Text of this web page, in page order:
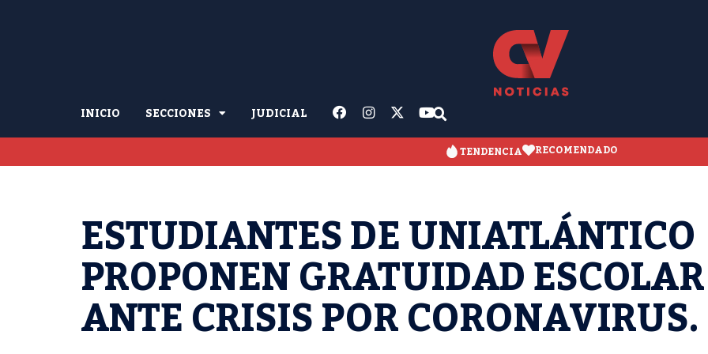
INICIO SECCIONES JUDICIAL
TENDENCIA RECOMENDADO
ESTUDIANTES DE UNIATLÁNTICO
PROPONEN GRATUIDAD ESCOLAR
ANTE CRISIS POR CORONAVIRUS.